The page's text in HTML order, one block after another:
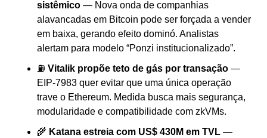
sistêmico — Nova onda de companhias
alavancadas em Bitcoin pode ser forçada a vender
em baixa, gerando efeito dominó. Analistas
alertam para modelo “Ponzi institucionalizado”.
⛽ Vitalik propõe teto de gás por transação —
EIP-7983 quer evitar que uma única operação
trave o Ethereum. Medida busca mais segurança,
modularidade e compatibilidade com zkVMs.
🌾 Katana estreia com US$ 430M em TVL —